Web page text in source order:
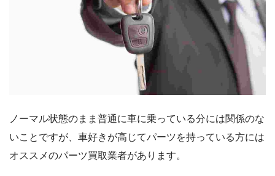
ノーマル状態のまま普通に車に乗っている分には関係のな
いことですが、車好きが高じてパーツを持っている方には
オススメのパーツ買取業者があります。